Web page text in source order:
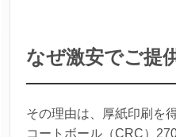
なぜ激安でご提
その理由は、厚紙印刷を
コートボール（CRC）